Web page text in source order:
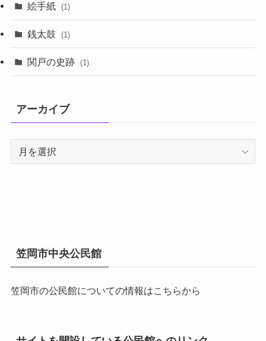
絵手紙 (1)
銭太鼓 (1)
関戸の史跡 (1)
アーカイブ
笠岡市中央公民館
笠岡市の公民館についての情報はこちらから